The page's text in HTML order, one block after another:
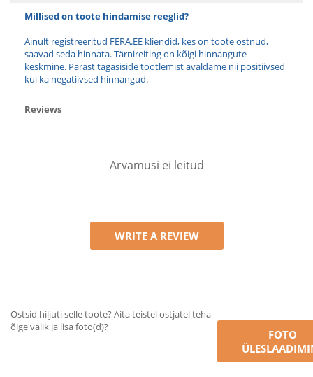
Millised on toote hindamise reeglid?
Ainult registreeritud FERA.EE kliendid, kes on toote ostnud,
saavad seda hinnata. Tärnireiting on kõigi hinnangute
keskmine. Pärast tagasiside töötlemist avaldame nii positiivsed
kui ka negatiivsed hinnangud.
Reviews
Arvamusi ei leitud
WRITE A REVIEW
Ostsid hiljuti selle toote? Aita teistel ostjatel teha
õige valik ja lisa foto(d)?
FOTO